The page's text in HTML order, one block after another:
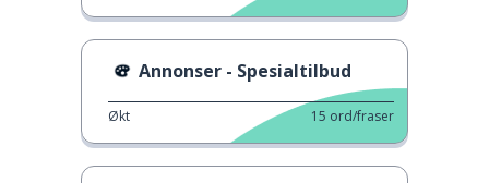
Annonser - Spesialtilbud
Økt 15 ord/fraser